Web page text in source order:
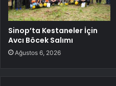
Sinop’ta Kestaneler İçin
Avcı Böcek Salımı
Ağustos 6, 2026